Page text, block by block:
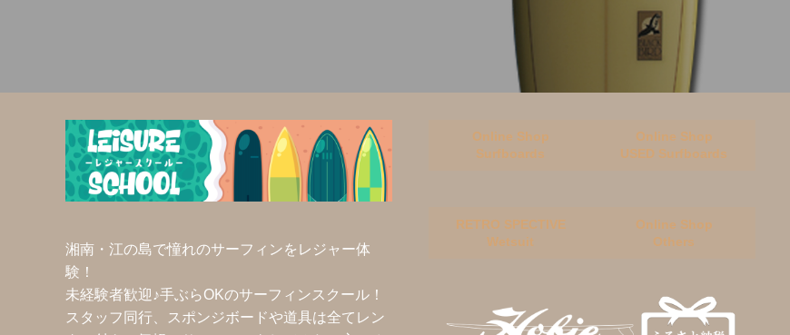
湘南・江の島で憧れのサーフィンをレジャー体
験！
未経験者歓迎♪手ぶらOKのサーフィンスクール！
スタッフ同行、スポンジボードや道具は全てレン
Online Shop
Surfboards
Online Shop
USED Surfboards
RETRO SPECTIVE
Wetsuit
Online Shop
Others